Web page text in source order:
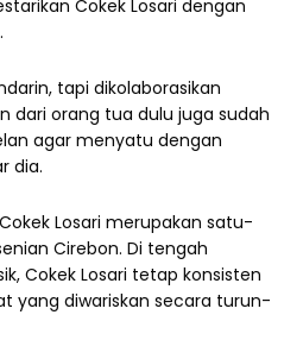
Cokek Losari dengan
tapi dikolaborasikan
dari orang tua dulu juga sudah
agar menyatu dengan
dia.
Losari merupakan satu-
Cirebon. Di tengah
Cokek Losari tetap konsisten
yang diwariskan secara turun-